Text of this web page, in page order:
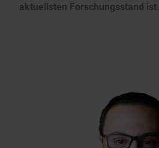
aktuellsten Forschungsstand ist.